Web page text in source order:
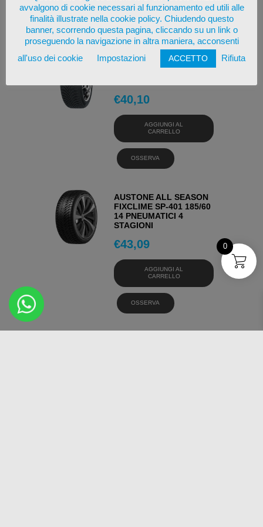
OSSERVA
GOODRIDE ALL SEASON
€40,10
AGGIUNGI AL
CARRELLO
OSSERVA
AUSTONE ALL SEASON
FIXCLIME SP-401 185/60
14 PNEUMATICI 4
STAGIONI
€43,09
AGGIUNGI AL
CARRELLO
OSSERVA
avvalgono di cookie necessari al funzionamento ed utili alle
finalità illustrate nella cookie policy. Chiudendo questo
banner, scorrendo questa pagina, cliccando su un link o
proseguendo la navigazione in altra maniera, acconsenti
all'uso dei cookie
Impostazioni ACCETTO Rifiuta
0